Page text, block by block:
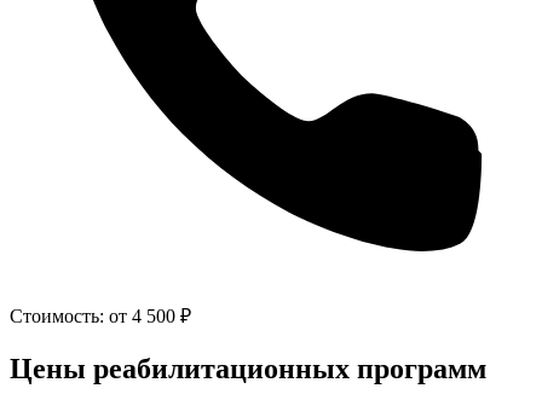
Стоимость: от 4 500 ₽
Цены реабилитационных программ